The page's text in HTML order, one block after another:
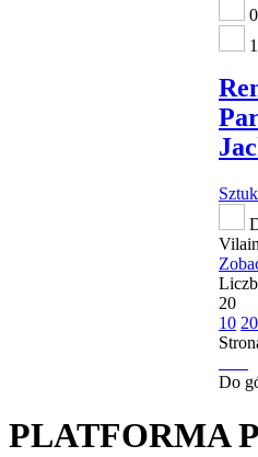
20
10 20
Do
PLATFORMA